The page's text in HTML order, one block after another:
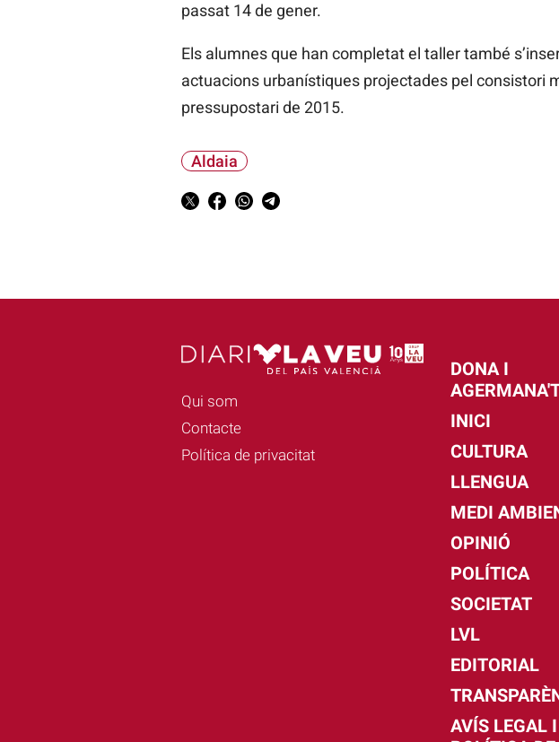
passat 14 de gener.
Els alumnes que han completat el taller també
actuacions urbanístiques projectades pel consistori
pressupostari de 2015.
Aldaia
Qui som
Contacte
Política de privacitat
DONA I
INICI
CULTURA
LLENGUA
MEDI
OPINIÓ
POLÍTICA
SOCIETAT
LVL
EDITORIAL
AVÍS LEGAL I